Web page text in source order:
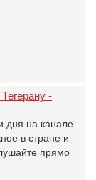
-
дня на канале
в стране и
прямо